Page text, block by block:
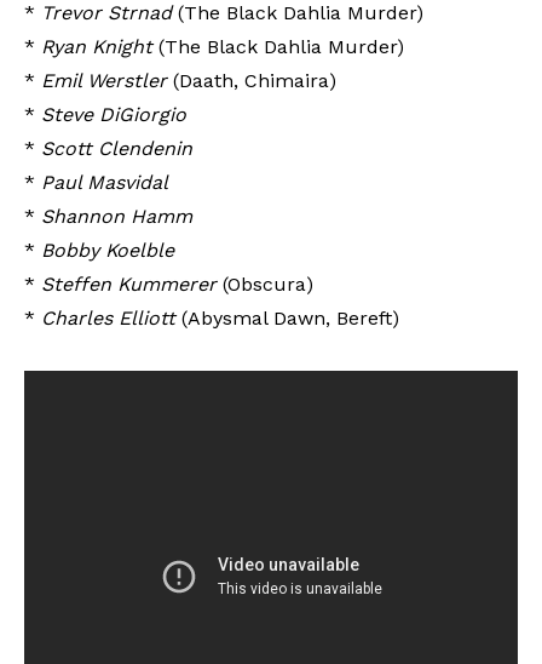
* Trevor Strnad(The Black Dahlia Murder)
* Ryan Knight(The Black Dahlia Murder)
* Emil Werstler(Daath, Chimaira)
* Steve DiGiorgio
* Scott Clendenin
* Paul Masvidal
* Shannon Hamm
* Bobby Koelble
* Steffen Kummerer(Obscura)
* Charles Elliott(Abysmal Dawn, Bereft)